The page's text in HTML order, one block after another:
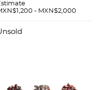
Gin. London.
- MXN$2,000